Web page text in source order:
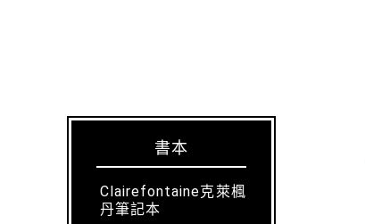
書本
Clairefontaine克萊楓
丹筆記本